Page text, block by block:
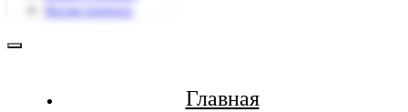
Частые вопросы
Главная